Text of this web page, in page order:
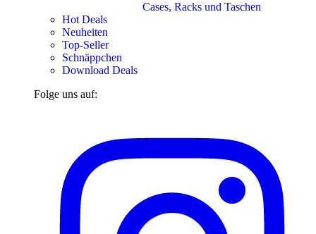
Cases, Racks und Taschen
Hot Deals
Neuheiten
Top-Seller
Schnäppchen
Download Deals
Folge uns auf: